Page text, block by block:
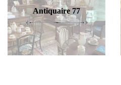
Antiquaire 77